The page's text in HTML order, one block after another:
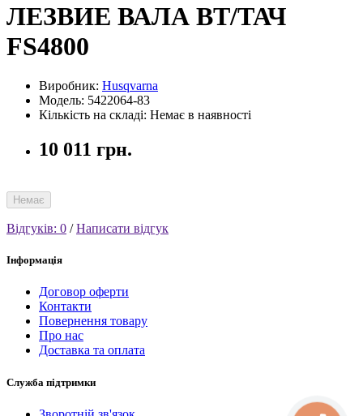
ЛЕЗВИЕ ВАЛА ВТ/ТАЧ
FS4800
Виробник: Husqvarna
Модель: 5422064-83
Кількість на складі: Немає в наявності
10 011 грн.
Немає
Відгуків: 0 /Написати відгук
Інформація
Договор оферти
Контакти
Повернення товару
Про нас
Доставка та оплата
Служба підтримки